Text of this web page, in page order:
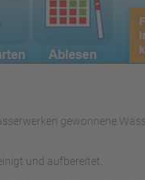
gewonnene
und aufbereitet.